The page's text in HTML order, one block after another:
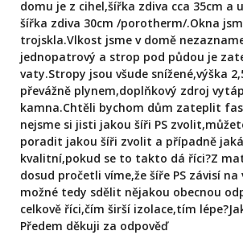
domu je z cihel,šířka zdiva cca 35cm a
šířka zdiva 30cm /porotherm/.Okna
trojskla.Vlkost jsme v domě
jednopatrový a strop pod půdou je
vaty.Stropy jsou všude snížené,výška
převážně plynem,doplňkový zdroj
kamna.Chtěli bychom dům zateplit
nejsme si jisti jakou šíři PS
poradit jakou šíři zvolit a případně jaká
kvalitní,pokud se to takto dá říci?Z
dosud pročetli víme,že šíře PS závisí
možné tedy sdělit nějakou obecnou
celkově říci,čím širší izolace,tím
Předem děkuji za odpověď